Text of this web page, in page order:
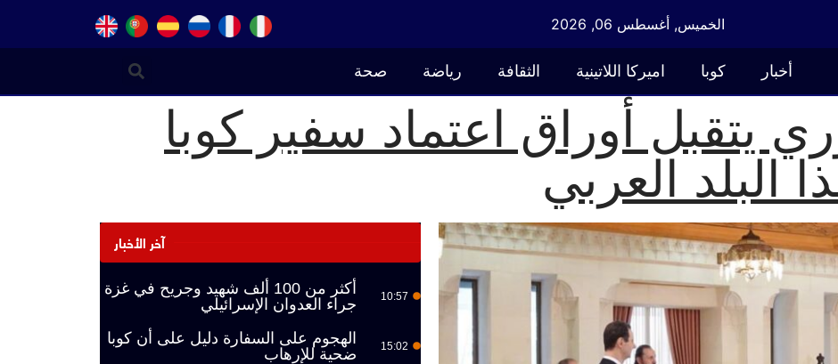
الخميس, أغسطس 06, 2026
أخبار كوبا اميركا اللاتينية الثقافة رياضة صحة
يتقبل أوراق اعتماد سفير كوبا
البلد العربي
آخر الأخبار
10:57
أكثر من 100 ألف شهيد وجريح في غزة
جراء العدوان الإسرائيلي
15:02
الهجوم على السفارة دليل على أن كوبا
ضحية للإرهاب